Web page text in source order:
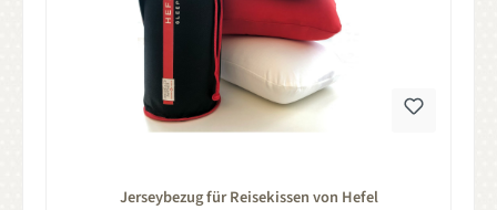
Jerseybezug für Reisekissen von Hefel